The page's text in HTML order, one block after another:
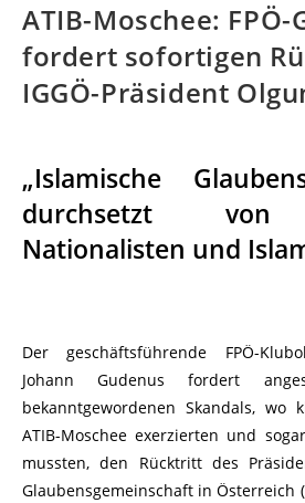
ATIB-Moschee: FPÖ-
fordert sofortigen
IGGÖ-Präsident
„Islamische
durchsetzt von
Nationalisten und
Der geschäftsführende FPÖ-
Johann Gudenus fordert
bekanntgewordenen Skandals,
ATIB-Moschee exerzierten und
mussten, den Rücktritt des
Glaubensgemeinschaft in Österreich